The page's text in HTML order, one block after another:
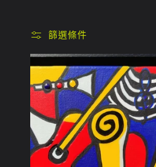
系
列
:
篩選條件